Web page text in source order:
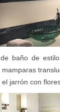
baño de
jarrón con